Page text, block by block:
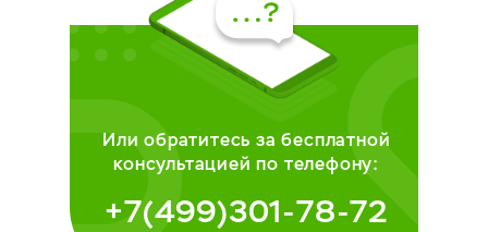
Или обратитесь за бесплатной
консультацией по телефону:
+7(499)301-78-72